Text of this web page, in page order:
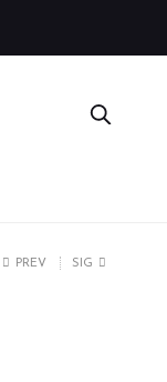
PREV SIG